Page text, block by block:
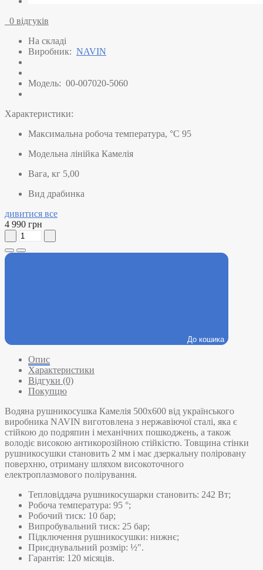
0 відгуків
На складі
Виробник: NAVIN
Модель: 00-007020-5060
Характеристики:
Максимальна робоча температура, °C 95
Модельна лінійка Камелія
Вага, кг 5,00
Вид драбинка
дивитися все
4 990 грн
До кошика
Опис
Характеристики
Відгуки (0)
Покупцю
Водяна рушникосушка Камелія 500х600 від українського
виробника NAVIN виготовлена з нержавіючої сталі, яка є
стійкою до подряпин і механічних пошкоджень, а також
володіє високою антикорозійною стійкістю. Товщина стінки
рушникосушки становить 2 мм і має дзеркальну поліровану
поверхню, отриману шляхом високоточного
електроплазмового полірування.
Тепловіддача рушникосушарки становить: 242 Вт;
Робоча температура: 95 °;
Робочий тиск: 10 бар;
Випробувальний тиск: 25 бар;
Підключення рушникосушки: нижнє;
Приєднувальний розмір: ½".
Гарантія: 120 місяців.